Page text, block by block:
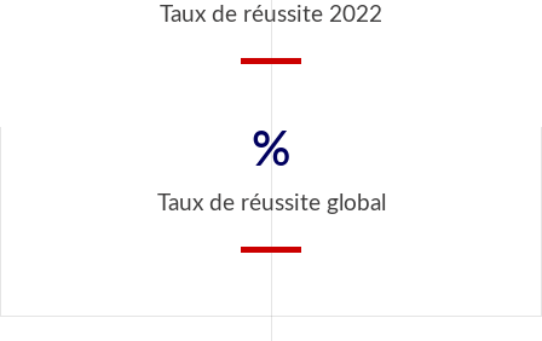
Taux de réussite 2022
Taux de réussite global
%